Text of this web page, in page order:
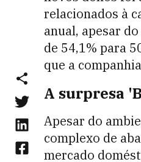
relacionados à
anual, apesar
de 54,1% para
que a
A surpresa
Apesar do
complexo de
mercado